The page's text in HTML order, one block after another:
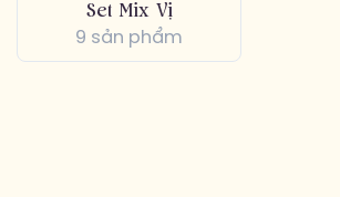
Set Mix Vị
9 sản phẩm